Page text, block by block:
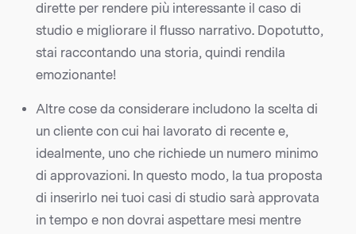
dirette per rendere più interessante il caso di
studio e migliorare il flusso narrativo. Dopotutto,
stai raccontando una storia, quindi rendila
emozionante!
Altre cose da considerare includono la scelta di
un cliente con cui hai lavorato di recente e,
idealmente, uno che richiede un numero minimo
di approvazioni. In questo modo, la tua proposta
di inserirlo nei tuoi casi di studio sarà approvata
in tempo e non dovrai aspettare mesi mentre